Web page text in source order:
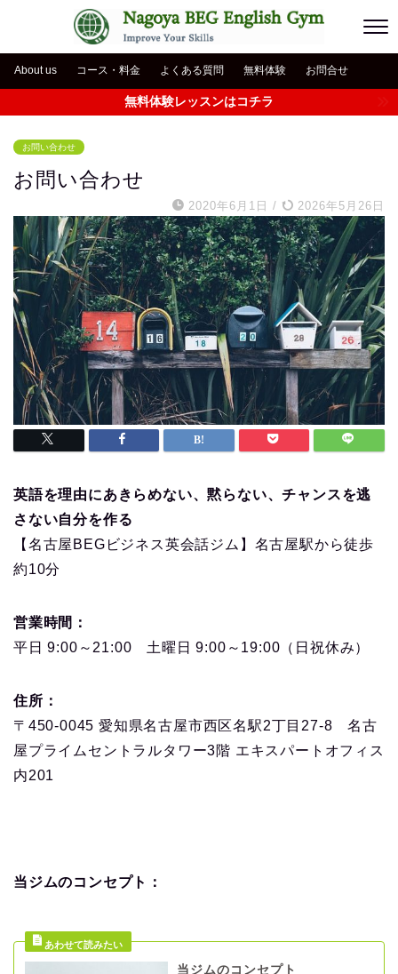
About us コース・料金 よくある質問 無料体験 お問合せ
無料体験レッスンはコチラ
お問い合わせ
お問い合わせ
2020年6月1日 / 2026年5月26日
英語を理由にあきらめない、黙らない、チャンスを逃
さない自分を作る
【名古屋BEGビジネス英会話ジム】名古屋駅から徒歩
約10分
営業時間：
平日 9:00～21:00 土曜日 9:00～19:00（日祝休み）
住所：
〒450-0045 愛知県名古屋市西区名駅2丁目27-8名古
屋プライムセントラルタワー3階 エキスパートオフィス
内201
当ジムのコンセプト：
当ジムのコンセプト